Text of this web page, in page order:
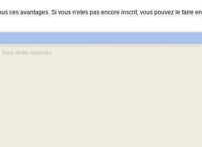
ces avantages. Si vous n'etes pas encore inscrit, vous pouvez le faire en
Tous droits réservés